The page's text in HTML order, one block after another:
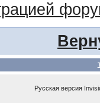
Русская версия